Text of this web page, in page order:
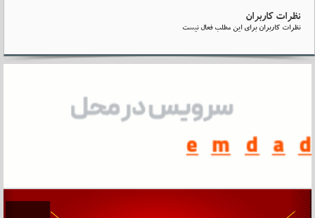
نظرات کاربران
نظرات کاربران برای این مطلب فعال نیست